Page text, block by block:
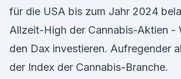
für die USA bis zum Jahr 2024
Allzeit-High der Cannabis-Aktien -
den Dax investieren. Aufregender
der Index der Cannabis-Branche.